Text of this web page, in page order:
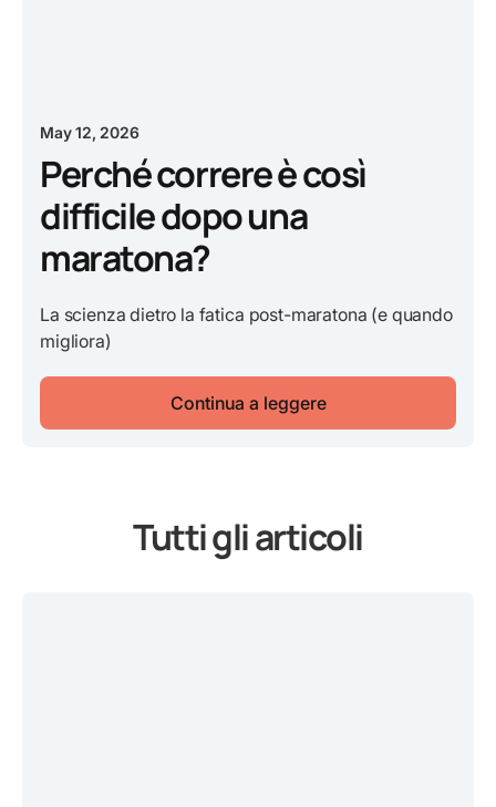
May 12, 2026
Perché correre è così
difficile dopo una
maratona?
La scienza dietro la fatica post-maratona (e quando
migliora)
Continua a leggere
Tutti gli articoli